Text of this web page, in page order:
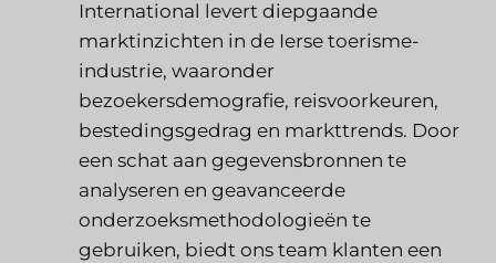
International levert diepgaande
marktinzichten in de Ierse toerisme-
industrie, waaronder
bezoekersdemografie, reisvoorkeuren,
bestedingsgedrag en markttrends. Door
een schat aan gegevensbronnen te
analyseren en geavanceerde
onderzoeksmethodologieën te
gebruiken, biedt ons team klanten een